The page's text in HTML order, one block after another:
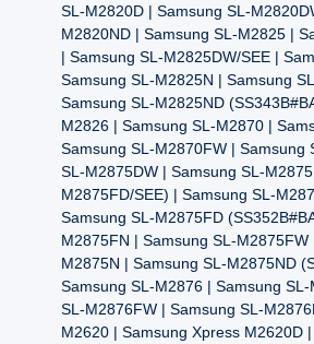
SL-M2820D | Samsung SL-
M2820ND | Samsung SL-M2825 |
| Samsung SL-M2825DW/SEE |
Samsung SL-M2825N | Samsung
Samsung SL-M2825ND
M2826 | Samsung SL-M2870 |
Samsung SL-M2870FW | Samsung
SL-M2875DW | Samsung SL-
M2875FD/SEE) | Samsung SL-
Samsung SL-M2875FD
M2875FN | Samsung SL-M2875FW
M2875N | Samsung SL-M2875ND
Samsung SL-M2876 | Samsung
SL-M2876FW | Samsung SL-
M2620 | Samsung Xpress M2620D